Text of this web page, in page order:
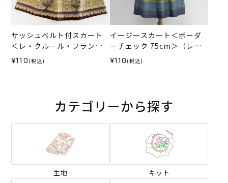
サッシュベルト付スカート
＜レ・クルール・フランセ
ィズ ジャルデニエ 70cm＞
（レシピ）
¥110 (税込)
イージースカート＜ボーダ
ーチェック 75cm＞（レシ
ピ）
¥110 (税込)
カテゴリーから探す
生地 キット